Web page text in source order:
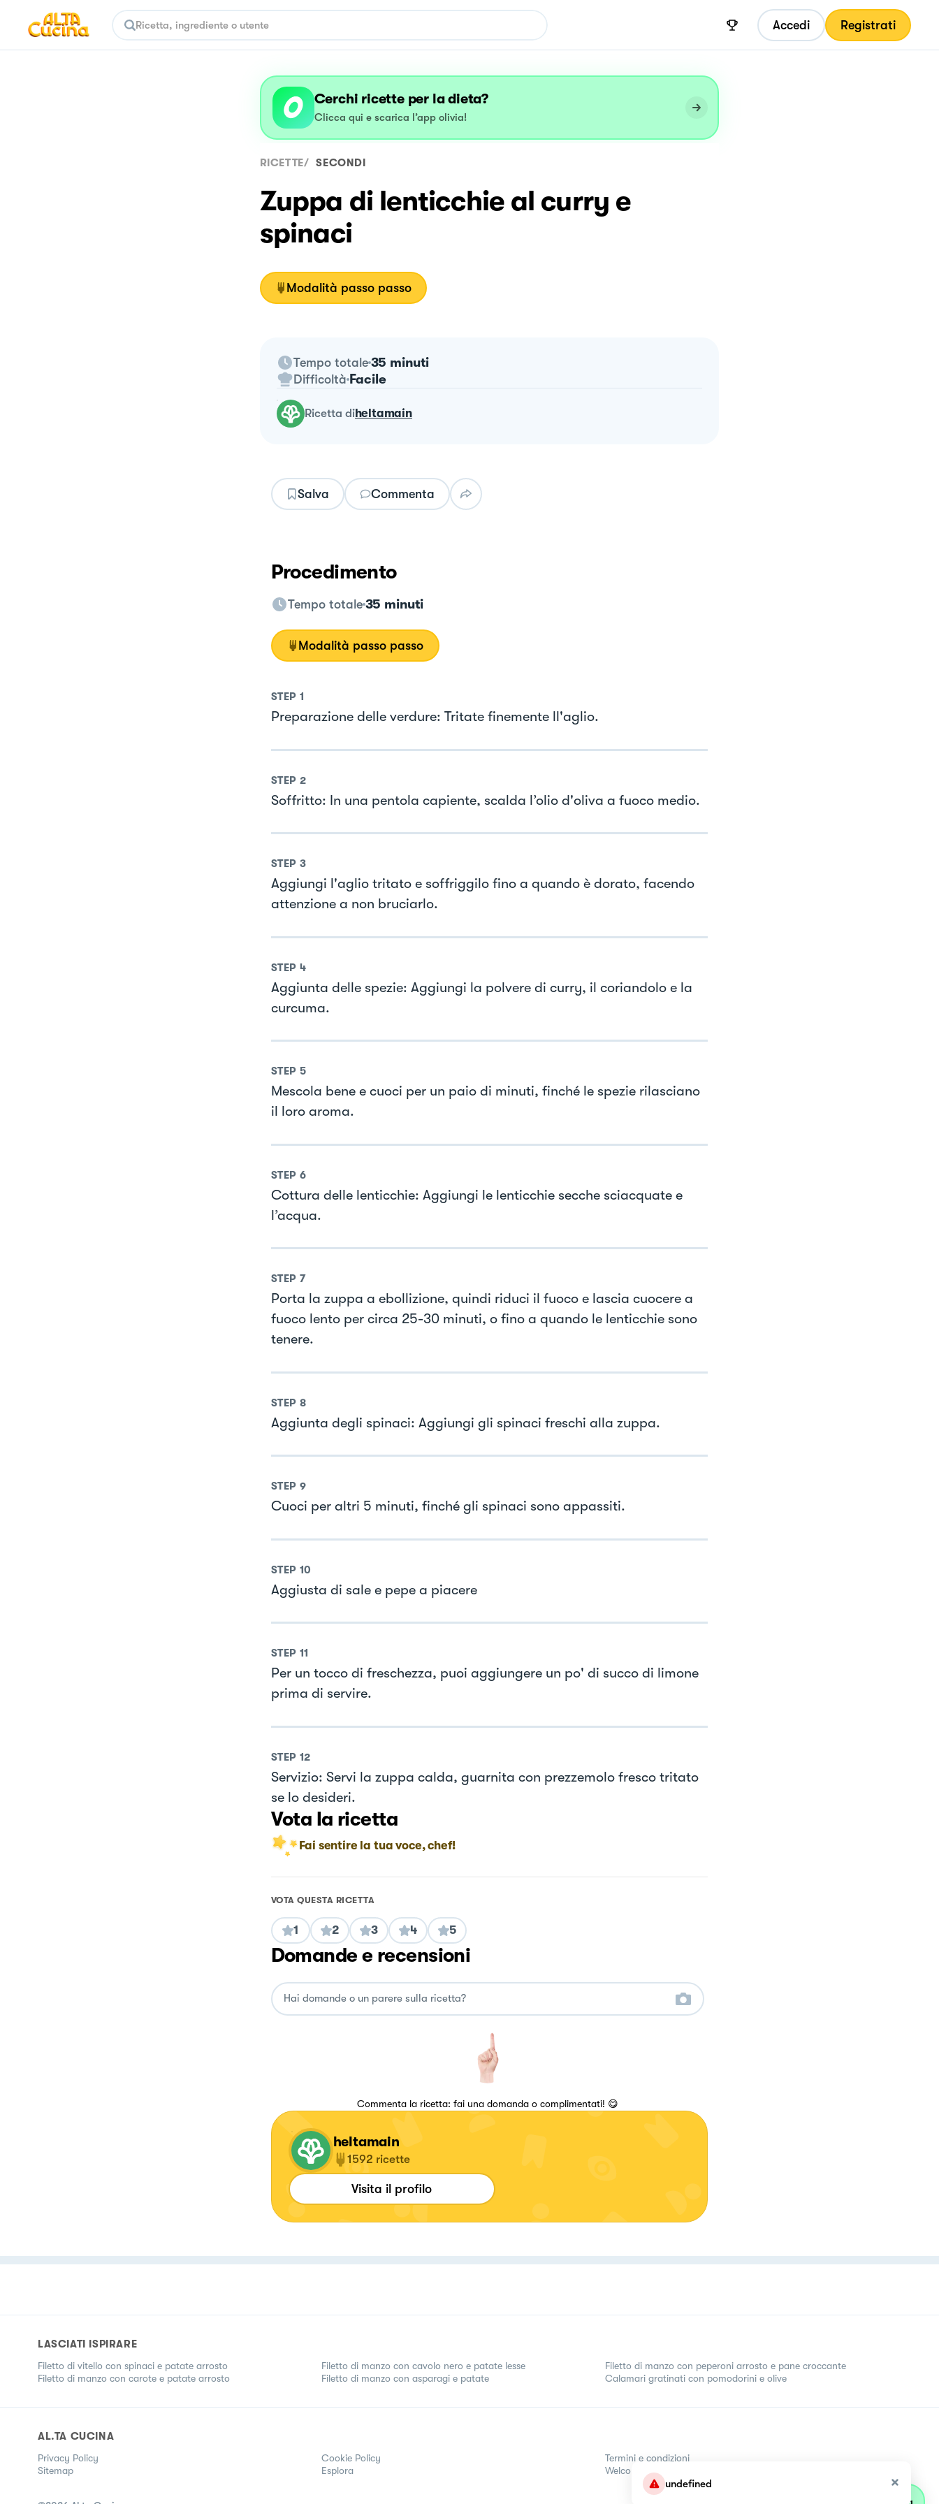
undefined
Accedi Registrati
Cerchi ricette per la dieta?
Clicca qui e scarica l’app olivia!
RICETTE/ SECONDI
Zuppa di lenticchie al curry e
spinaci
Modalità passo passo
Tempo totale 35 minuti
Difficoltà Facile
ricetta diheltamain
Salva Commenta
Procedimento
Tempo totale 35 minuti
Modalità passo passo
STEP 1
Preparazione delle verdure: Tritate finemente ll'aglio.
STEP 2
Soffritto: In una pentola capiente, scalda l’olio d'oliva a fuoco medio.
STEP 3
Aggiungi l'aglio tritato e soffriggilo fino a quando è dorato, facendo
attenzione a non bruciarlo.
STEP 4
Aggiunta delle spezie: Aggiungi la polvere di curry, il coriandolo e la
curcuma.
STEP 5
Mescola bene e cuoci per un paio di minuti, finché le spezie rilasciano
il loro aroma.
STEP 6
Cottura delle lenticchie: Aggiungi le lenticchie secche sciacquate e
l’acqua.
STEP 7
Porta la zuppa a ebollizione, quindi riduci il fuoco e lascia cuocere a
fuoco lento per circa 25-30 minuti, o fino a quando le lenticchie sono
tenere.
STEP 8
Aggiunta degli spinaci: Aggiungi gli spinaci freschi alla zuppa.
STEP 9
Cuoci per altri 5 minuti, finché gli spinaci sono appassiti.
STEP 10
Aggiusta di sale e pepe a piacere
STEP 11
Per un tocco di freschezza, puoi aggiungere un po' di succo di limone
prima di servire.
STEP 12
Servizio: Servi la zuppa calda, guarnita con prezzemolo fresco tritato
se lo desideri.
Vota la ricetta
Fai sentire la tua voce, chef!
VOTA QUESTA RICETTA
1 2 3 4 5
Domande e recensioni
Commenta la ricetta: fai una domanda o complimentati! 😋
heltamain
1592 ricette
Visita il profilo
LASCIATI ISPIRARE
Filetto di vitello con spinaci e patate arrosto
Filetto di manzo con carote e patate arrosto
Filetto di manzo con cavolo nero e patate lesse
Filetto di manzo con asparagi e patate
Filetto di manzo con peperoni arrosto e pane croccante
Calamari gratinati con pomodorini e olive
AL.TA CUCINA
Privacy Policy Cookie Policy
Termini e condizioni
Sitemap
Esplora Welcome